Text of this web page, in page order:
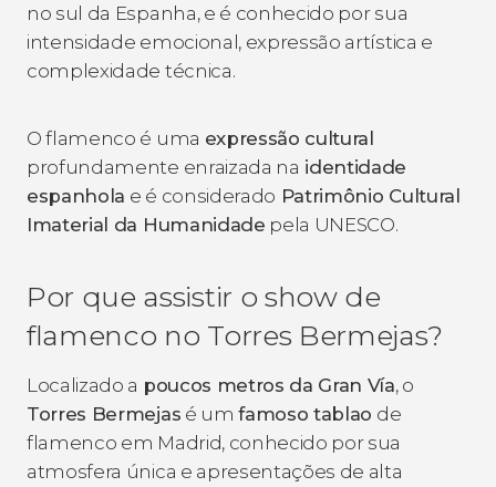
no sul da Espanha, e é conhecido por sua
intensidade emocional, expressão artística e
complexidade técnica.
O flamenco é uma expressão cultural
profundamente enraizada na identidade
espanhola e é considerado Patrimônio Cultural
Imaterial da Humanidade pela UNESCO.
Por que assistir o show de
flamenco no Torres Bermejas?
Localizado a poucos metros da Gran Vía, o
Torres Bermejas é umfamosotablao de
flamenco em Madrid, conhecido por sua
atmosfera única e apresentações de alta